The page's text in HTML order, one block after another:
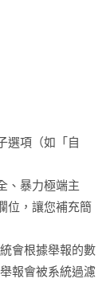
選項（如「自
、暴力極端主
位，讓您補充簡
會根據舉報的數
報會被系統過濾